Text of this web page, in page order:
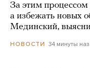
За этим процессом
а избежать новых
Мединский,
НОВОСТИ 34 минуты